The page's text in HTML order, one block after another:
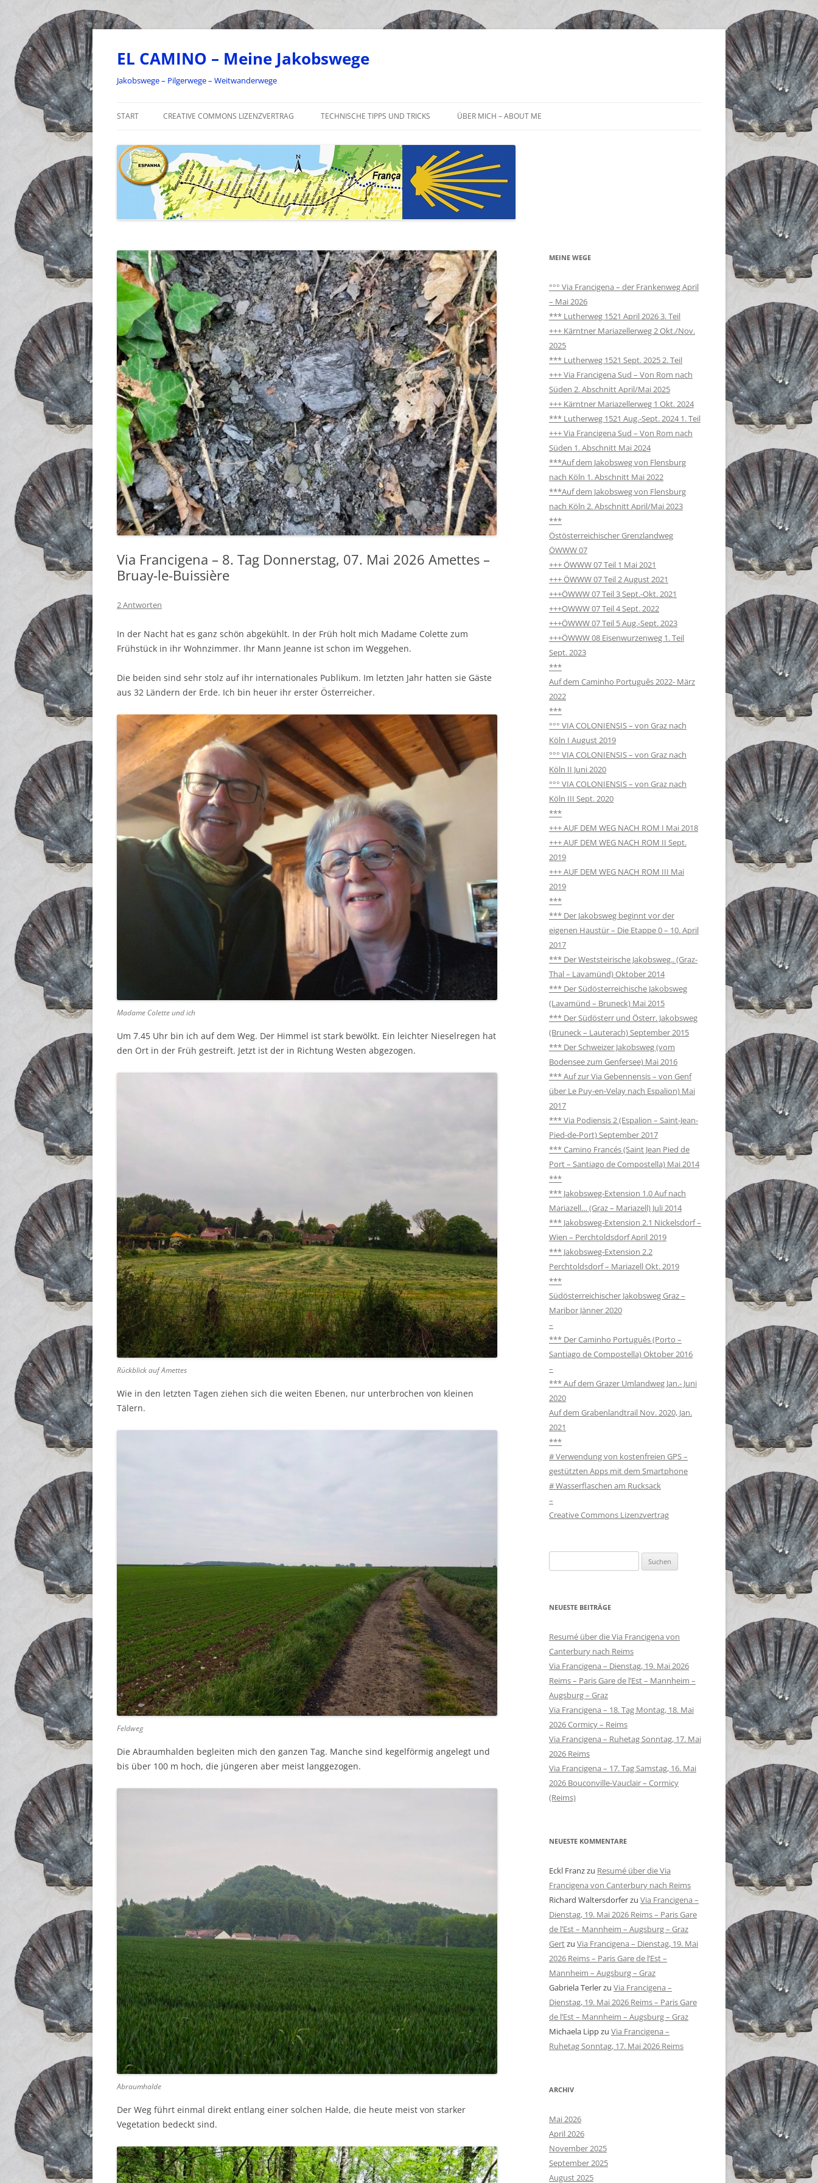
Zum
EL CAMINO – Meine Jakobswege
Jakobswege – Pilgerwege – Weitwanderwege
START CREATIVE COMMONS LIZENZVERTRAG TECHNISCHE TIPPS UND TRICKS ÜBER MICH – ABOUT ME
Via Francigena – 8. Tag Donnerstag, 07. Mai 2026 Amettes –
Bruay-le-Buissière
2 Antworten
In der Nacht hat es ganz schön abgekühlt. In der Früh holt mich Madame Colette zum
Frühstück in ihr Wohnzimmer. Ihr Mann Jeanne ist schon im Weggehen.
Die beiden sind sehr stolz auf ihr internationales Publikum. Im letzten Jahr hatten sie Gäste
aus 32 Ländern der Erde. Ich bin heuer ihr erster Österreicher.
Madame Colette und ich
Um 7.45 Uhr bin ich auf dem Weg. Der Himmel ist stark bewölkt. Ein leichter Nieselregen hat
den Ort in der Früh gestreift. Jetzt ist der in Richtung Westen abgezogen.
Rückblick auf Amettes
Wie in den letzten Tagen ziehen sich die weiten Ebenen, nur unterbrochen von kleinen
Tälern.
Feldweg
Die Abraumhalden begleiten mich den ganzen Tag. Manche sind kegelförmig angelegt und
bis über 100 m hoch, die jüngeren aber meist langgezogen.
Abraumhalde
Der Weg führt einmal direkt entlang einer solchen Halde, die heute meist von starker
Vegetation bedeckt sind.
MEINE WEGE
°°° Via Francigena – der Frankenweg April
– Mai 2026
*** Lutherweg 1521 April 2026 3. Teil
+++ Kärntner Mariazellerweg 2 Okt./Nov.
2025
*** Lutherweg 1521 Sept. 2025 2. Teil
+++ Via Francigena Sud – Von Rom nach
Süden 2. Abschnitt April/Mai 2025
+++ Kärntner Mariazellerweg 1 Okt. 2024
*** Lutherweg 1521 Aug.-Sept. 2024 1. Teil
+++ Via Francigena Sud – Von Rom nach
Süden 1. Abschnitt Mai 2024
***Auf dem Jakobsweg von Flensburg
nach Köln 1. Abschnitt Mai 2022
***Auf dem Jakobsweg von Flensburg
nach Köln 2. Abschnitt April/Mai 2023
***
Östösterreichischer Grenzlandweg
ÖWWW 07
+++ ÖWWW 07 Teil 1 Mai 2021
+++ ÖWWW 07 Teil 2 August 2021
+++ÖWWW 07 Teil 3 Sept.-Okt. 2021
+++OWWW 07 Teil 4 Sept. 2022
+++ÖWWW 07 Teil 5 Aug.-Sept. 2023
+++ÖWWW 08 Eisenwurzenweg 1. Teil
Sept. 2023
***
Auf dem Caminho Português 2022- März
2022
***
°°° VIA COLONIENSIS – von Graz nach
Köln I August 2019
°°° VIA COLONIENSIS – von Graz nach
Köln II Juni 2020
°°° VIA COLONIENSIS – von Graz nach
Köln III Sept. 2020
***
+++ AUF DEM WEG NACH ROM I Mai 2018
+++ AUF DEM WEG NACH ROM II Sept.
2019
+++ AUF DEM WEG NACH ROM III Mai
2019
***
*** Der Jakobsweg beginnt vor der
eigenen Haustür – Die Etappe 0 – 10. April
2017
*** Der Weststeirische Jakobsweg.. (Graz-
Thal – Lavamünd) Oktober 2014
*** Der Südösterreichische Jakobsweg
(Lavamünd – Bruneck) Mai 2015
*** Der Südösterr und Österr. Jakobsweg
(Bruneck – Lauterach) September 2015
*** Der Schweizer Jakobsweg (vom
Bodensee zum Genfersee) Mai 2016
*** Auf zur Via Gebennensis – von Genf
über Le Puy-en-Velay nach Espalion) Mai
2017
*** Via Podiensis 2 (Espalion – Saint-Jean-
Pied-de-Port) September 2017
*** Camino Francés (Saint Jean Pied de
Port – Santiago de Compostella) Mai 2014
***
*** Jakobsweg-Extension 1.0 Auf nach
Mariazell… (Graz – Mariazell) Juli 2014
*** Jakobsweg-Extension 2.1 Nickelsdorf –
Wien – Perchtoldsdorf April 2019
*** Jakobsweg-Extension 2.2
Perchtoldsdorf – Mariazell Okt. 2019
***
Südösterreichischer Jakobsweg Graz –
Maribor Jänner 2020
–
*** Der Caminho Português (Porto –
Santiago de Compostella) Oktober 2016
–
*** Auf dem Grazer Umlandweg Jan.- Juni
2020
Auf dem Grabenlandtrail Nov. 2020, Jan.
2021
***
# Verwendung von kostenfreien GPS –
gestützten Apps mit dem Smartphone
# Wasserflaschen am Rucksack
–
Creative Commons Lizenzvertrag
nach:
NEUESTE BEITRÄGE
Resumé über die Via Francigena von
Canterbury nach Reims
Via Francigena – Dienstag, 19. Mai 2026
Reims – Paris Gare de l’Est – Mannheim –
Augsburg – Graz
Via Francigena – 18. Tag Montag, 18. Mai
2026 Cormicy – Reims
Via Francigena – Ruhetag Sonntag, 17. Mai
2026 Reims
Via Francigena – 17. Tag Samstag, 16. Mai
2026 Bouconville-Vauclair – Cormicy
(Reims)
NEUESTE KOMMENTARE
Eckl Franzzu Resumé über die Via
Francigena von Canterbury nach Reims
Richard Waltersdorferzu Via Francigena –
Dienstag, 19. Mai 2026 Reims – Paris Gare
de l’Est – Mannheim – Augsburg – Graz
Gertzu Via Francigena – Dienstag, 19. Mai
2026 Reims – Paris Gare de l’Est –
Mannheim – Augsburg – Graz
Gabriela Terlerzu Via Francigena –
Dienstag, 19. Mai 2026 Reims – Paris Gare
de l’Est – Mannheim – Augsburg – Graz
Michaela Lippzu Via Francigena –
Ruhetag Sonntag, 17. Mai 2026 Reims
ARCHIV
Mai 2026
April 2026
November 2025
September 2025
August 2025